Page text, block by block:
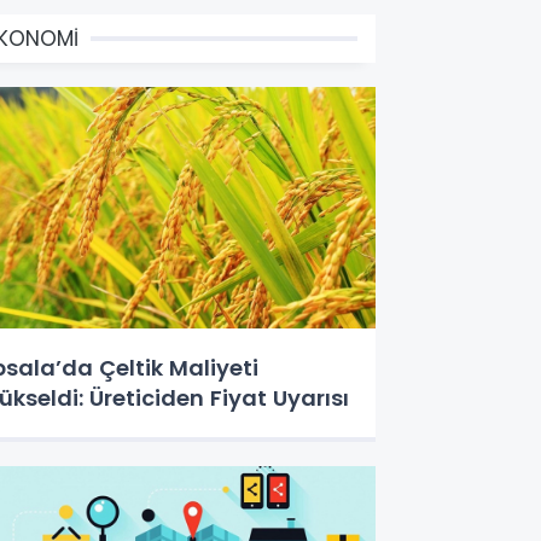
Çeltik Maliyeti
Üreticiden Fiyat Uyarısı